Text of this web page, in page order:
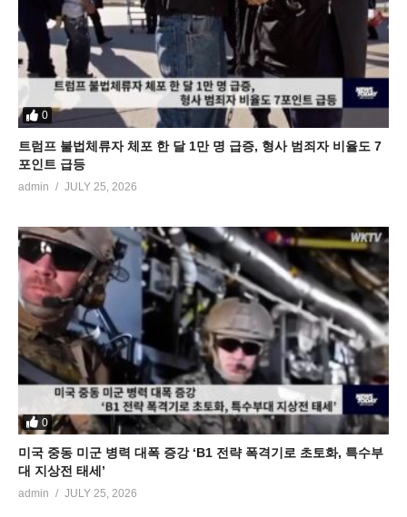
0
트럼프 불법체류자 체포 한 달 1만 명 급증, 형사 범죄자 비율도 7
포인트 급등
admin JULY 25, 2026
0
미국 중동 미군 병력 대폭 증강 ‘B1 전략 폭격기로 초토화, 특수부
대 지상전 태세’
admin JULY 25, 2026